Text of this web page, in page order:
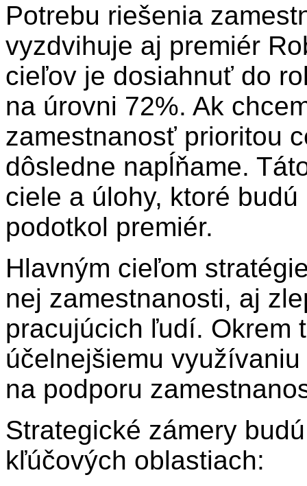
Potrebu riešenia
vyzdvihuje aj premiér
cieľov je dosiahnuť do
na úrovni 72%. Ak
zamestnanosť prioritou
dôsledne napĺňame.
ciele a úlohy, ktoré
podotkol premiér.
Hlavným cieľom
nej zamestnanosti, aj
pracujúcich ľudí. Okrem
účelnejšiemu
na podporu
Strategické zámery
kľúčových oblastiach: